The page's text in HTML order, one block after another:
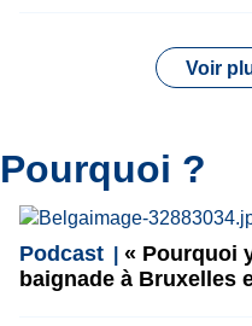
Voir
Pourquoi ?
Podcast
« Pourquoi
baignade à Bruxelles